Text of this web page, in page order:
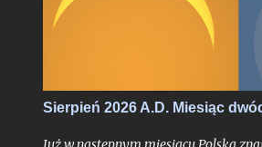
kumulacją wspaniałości na skalę jak
najsłynniejszy rój meteorów nie jest
tyle fakt, że będzie on otoczony
zarówno Słońca jak i Księżyca - to
wielkiego kalibru na skalę, jakiej
doświadczył.
Sierpień 2026 A.D. Miesiąc